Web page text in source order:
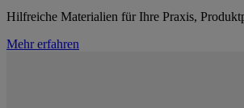
Hilfreiche Materialien für Ihre Praxis,
Mehr erfahren